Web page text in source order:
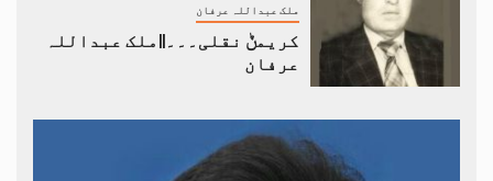
ملک عبداللہ عرفان
کریمݨ نقلی۔۔۔||ملک عبداللہ
عرفان